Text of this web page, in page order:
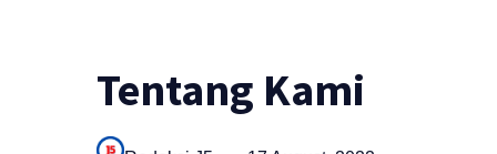
Tentang Kami